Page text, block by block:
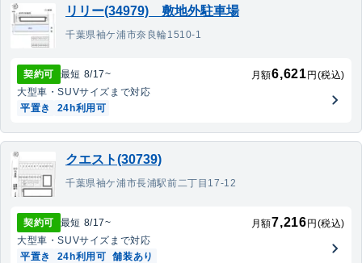
リリー(34979) 敷地外駐車場
千葉県袖ケ浦市奈良輪1510-1
契約可 最短 8/17~ 月額6,621 円(税込)
大型車・SUVサイズまで対応
平置き
24h利用可
クエスト(30739)
千葉県袖ケ浦市長浦駅前二丁目17-12
契約可 最短 8/17~ 月額7,216 円(税込)
大型車・SUVサイズまで対応
平置き
24h利用可 舗装あり